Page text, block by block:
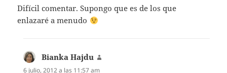
Difícil comentar. Supongo que es de los que
enlazaré a menudo
Bianka Hajdu
6 julio, 2012 a las 11:57 am